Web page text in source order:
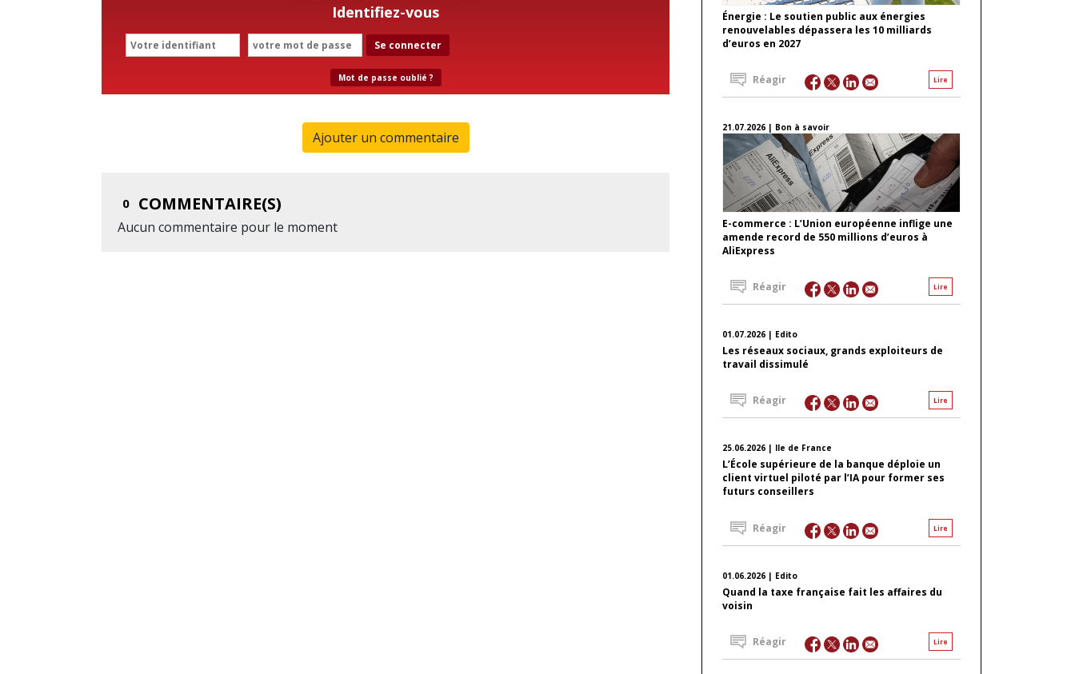
Identifiez-vous
Se connecter
Mot de passe oublié ?
Ajouter un commentaire
0 COMMENTAIRE(S)
Aucun commentaire pour le moment
Énergie : Le soutien public aux énergies
renouvelables dépassera les 10 milliards
d’euros en 2027
Lire
Réagir
21.07.2026 | Bon à savoir
E-commerce : L’Union européenne inflige une
amende record de 550 millions d’euros à
AliExpress
Lire
Réagir
01.07.2026 | Edito
Les réseaux sociaux, grands exploiteurs de
travail dissimulé
Lire
Réagir
25.06.2026 | Ile de France
L’École supérieure de la banque déploie un
client virtuel piloté par l’IA pour former ses
futurs conseillers
Lire
Réagir
01.06.2026 | Edito
Quand la taxe française fait les affaires du
voisin
Lire
Réagir